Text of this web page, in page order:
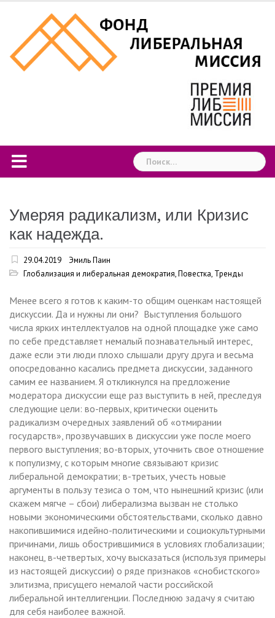
content
Найти:
Умеряя радикализм, или Кризис
как надежда.
29.04.2019
Эмиль Паин
Глобализация и либеральная демократия,Повестка, Тренды
Менее всего я готов к каким-то общим оценкам настоящей
дискуссии. Да и нужны ли они? Выступления большого
числа ярких интеллектуалов на одной площадке уже само
по себе представляет немалый познавательный интерес,
даже если эти люди плохо слышали другу друга и весьма
опосредованно касались предмета дискуссии, заданного
самим ее названием. Я откликнулся на предложение
модератора дискуссии еще раз выступить в ней, преследуя
следующие цели: во-первых, критически оценить
радикализм очередных заявлений об «отмирании
государств», прозвучавших в дискуссии уже после моего
первого выступления; во-вторых, уточнить свое отношение
к популизму, с которым многие связывают кризис
либеральной демократии; в-третьих, учесть новые
аргументы в пользу тезиса о том, что нынешний кризис (или
скажем мягче – сбои) либерализма вызван не столько
новыми экономическими обстоятельствами, сколько давно
накопившимися идейно-политическими и социокультурными
причинами, лишь обострившимися в условиях глобализации;
наконец, в-четвертых, хочу высказаться (используя примеры
из настоящей дискуссии) о ряде признаков «снобистского»
элитизма, присущего немалой части российской
либеральной интеллигенции. Последнюю задачу я считаю
для себя наиболее важной.